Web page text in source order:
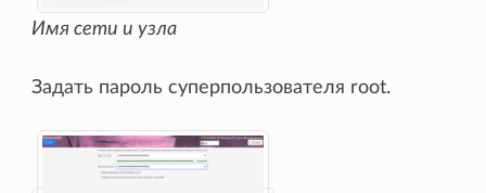
Имя сети и узла
Задать пароль суперпользователя root.